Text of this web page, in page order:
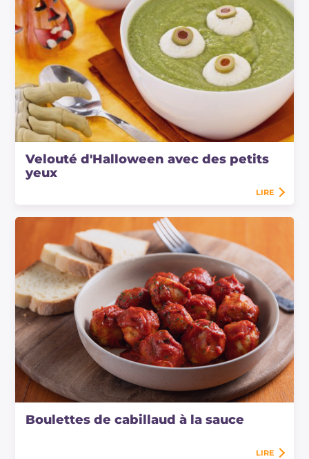
Velouté d'Halloween avec des petits
yeux
LIRE
Boulettes de cabillaud à la sauce
LIRE